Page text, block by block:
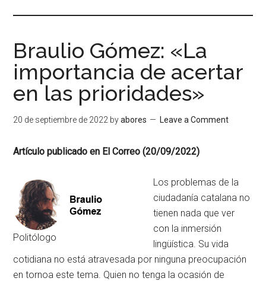
Braulio Gómez: «La
importancia de acertar
en las prioridades»
20 de septiembre de 2022 byabores Leave a Comment
Artículo publicado en El Correo (20/09/2022)
Politólogo
Los problemas de la
ciudadanía catalana no
tienen nada que ver
con la inmersión
lingüística. Su vida
cotidiana no está atravesada por ninguna preocupación
en tornoa este tema. Quien no tenga la ocasión de